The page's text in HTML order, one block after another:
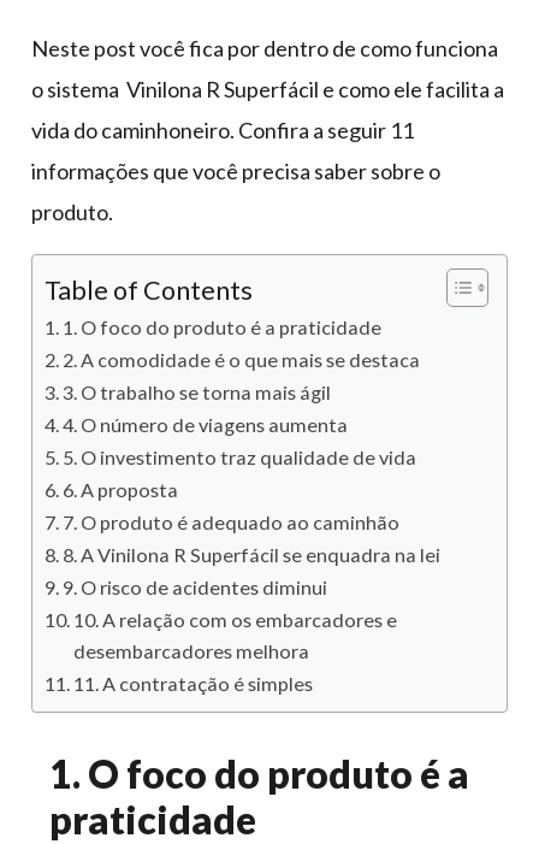
Neste post você fica por dentro de como funciona
o sistema Vinilona R Superfácil e como ele facilita a
vida do caminhoneiro. Confira a seguir 11
informações que você precisa saber sobre o
produto.
Table of Contents
1. O foco do produto é a praticidade
2. A comodidade é o que mais se destaca
3. O trabalho se torna mais ágil
4. O número de viagens aumenta
5. O investimento traz qualidade de vida
6. A proposta
7. O produto é adequado ao caminhão
8. A Vinilona R Superfácil se enquadra na lei
9. O risco de acidentes diminui
10. A relação com os embarcadores e
desembarcadores melhora
11. A contratação é simples
1. O foco do produto é a
praticidade